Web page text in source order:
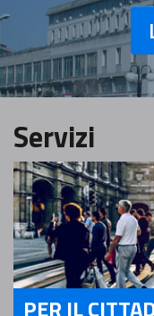
Servizi
PER IL